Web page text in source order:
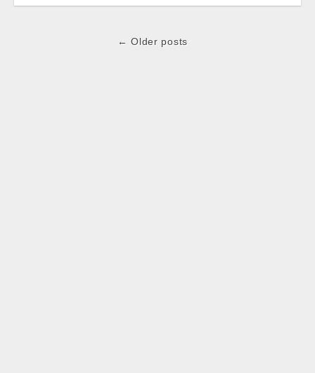
← Older posts